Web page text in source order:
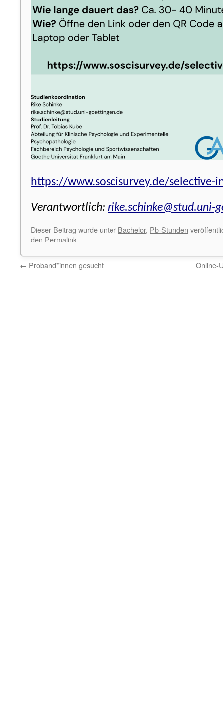
https://www.soscisurvey.de/selective-
Verantwortlich: rike.schinke@stud.uni-
Dieser Beitrag wurde unter Bachelor, Pb-Stunden
den Permalink.
← Proband*innen gesucht Online-